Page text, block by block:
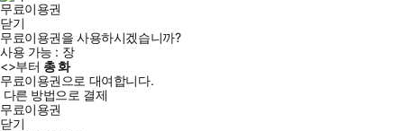
무료이용권
닫기
무료이용권을 사용하시겠습니까?
사용 가능 : 장
<>부터 총화
무료이용권으로 대여합니다.
다른 방법으로 결제
무료이용권
닫기